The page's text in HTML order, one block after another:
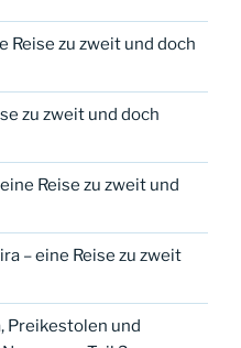
Reise zu zweit und doch
zu zweit und doch
Reise zu zweit und
– eine Reise zu zweit
Preikestolen und